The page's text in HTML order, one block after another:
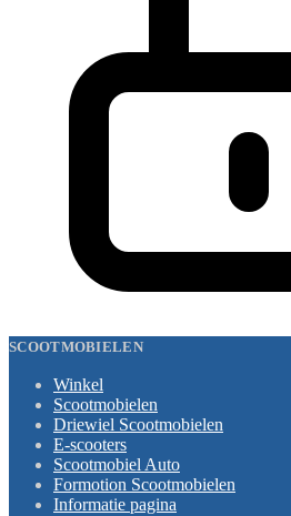
SCOOTMOBIELEN
Winkel
Scootmobielen
Driewiel Scootmobielen
E-scooters
Scootmobiel Auto
Formotion Scootmobielen
Informatie pagina